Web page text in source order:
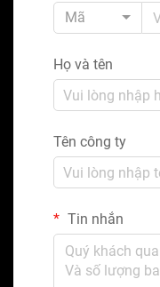
Mã
Họ và tên
Tên công ty
Tin nhắn